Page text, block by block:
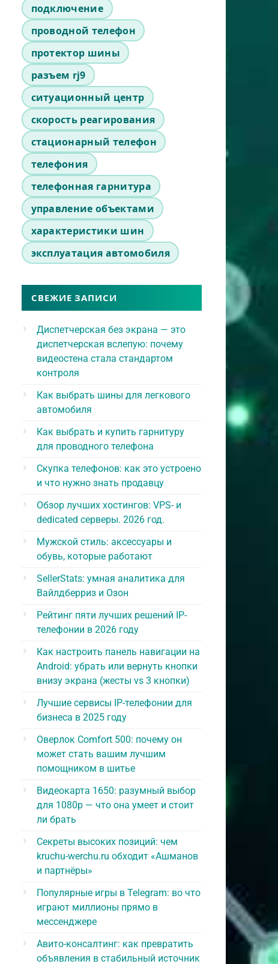
подключение
проводной телефон
протектор шины
разъем rj9
ситуационный центр
скорость реагирования
стационарный телефон
телефония
телефонная гарнитура
управление объектами
характеристики шин
эксплуатация автомобиля
СВЕЖИЕ ЗАПИСИ
Диспетчерская без экрана — это
диспетчерская вслепую: почему
видеостена стала стандартом
контроля
Как выбрать шины для легкового
автомобиля
Как выбрать и купить гарнитуру
для проводного телефона
Скупка телефонов: как это устроено
и что нужно знать продавцу
Обзор лучших хостингов: VPS- и
dedicated серверы. 2026 год.
Мужской стиль: аксессуары и
обувь, которые работают
SellerStats: умная аналитика для
Вайлдберриз и Озон
Рейтинг пяти лучших решений IP-
телефонии в 2026 году
Как настроить панель навигации на
Android: убрать или вернуть кнопки
внизу экрана (жесты vs 3 кнопки)
Лучшие сервисы IP-телефонии для
бизнеса в 2025 году
Оверлок Comfort 500: почему он
может стать вашим лучшим
помощником в шитье
Видеокарта 1650: разумный выбор
для 1080p — что она умеет и стоит
ли брать
Секреты высоких позиций: чем
kruchu-werchu.ru обходит «Ашманов
и партнёры»
Популярные игры в Telegram: во что
играют миллионы прямо в
мессенджере
Авито-консалтинг: как превратить
объявления в стабильный источник